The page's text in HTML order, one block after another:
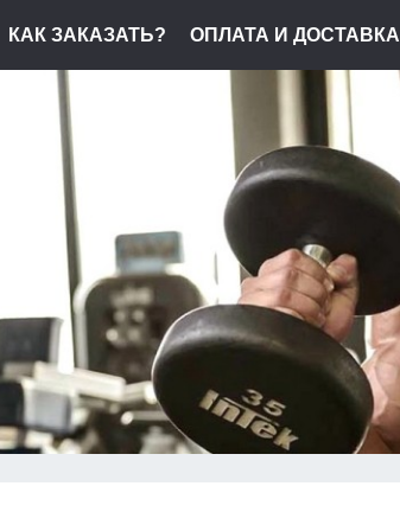
КАК ЗАКАЗАТЬ? ОПЛАТА И ДОСТАВКА